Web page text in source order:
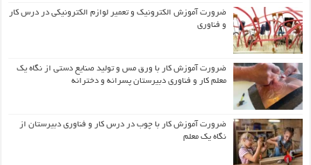
ضرورت آموزش الکترونیک و تعمیر لوازم الکترونیکی در درس کار
و فناوری
ضرورت آموزش کار با ورق مس و تولید صنایع دستی از نگاه یک
معلم کار و فناوری دبیرستان پسرانه و دخترانه
ضرورت آموزش کار با چوب در درس کار و فناوری دبیرستان از
نگاه یک معلم